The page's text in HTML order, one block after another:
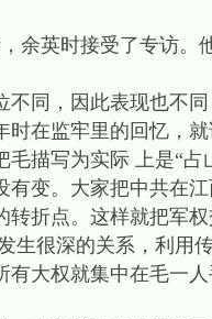
余英时接受了专访
不同，因此表现也不
时在监牢里的回忆，
毛描写为实际 上是“
有变。大家把中共在
转折点。这样就把军
生很深的关系，利用
有大权就集中在毛一